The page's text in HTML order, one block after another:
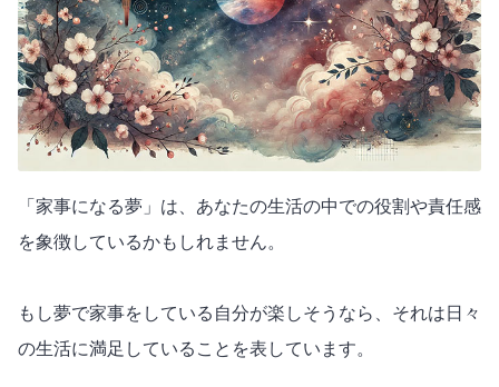
「家事になる夢」は、あなたの生活の中での役割や責任感
を象徴しているかもしれません。
もし夢で家事をしている自分が楽しそうなら、それは日々
の生活に満足していることを表しています。